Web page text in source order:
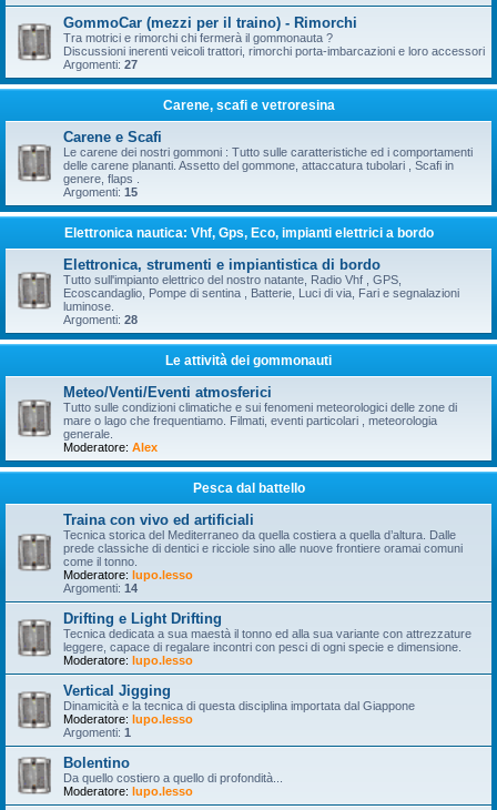
GommoCar (mezzi per il traino) - Rimorchi
Tra motrici e rimorchi chi fermerà il gommonauta ?
Discussioni inerenti veicoli trattori, rimorchi porta-imbarcazioni e loro accessori
Argomenti: 27
Carene, scafi e vetroresina
Carene e Scafi
Le carene dei nostri gommoni : Tutto sulle caratteristiche ed i comportamenti
delle carene plananti. Assetto del gommone, attaccatura tubolari , Scafi in
genere, flaps .
Argomenti: 15
Elettronica nautica: Vhf, Gps, Eco, impianti elettrici a bordo
Elettronica, strumenti e impiantistica di bordo
Tutto sull'impianto elettrico del nostro natante, Radio Vhf , GPS,
Ecoscandaglio, Pompe di sentina , Batterie, Luci di via, Fari e segnalazioni
luminose.
Argomenti: 28
Le attività dei gommonauti
Meteo/Venti/Eventi atmosferici
Tutto sulle condizioni climatiche e sui fenomeni meteorologici delle zone di
mare o lago che frequentiamo. Filmati, eventi particolari , meteorologia
generale.
Moderatore: Alex
Pesca dal battello
Traina con vivo ed artificiali
Tecnica storica del Mediterraneo da quella costiera a quella d’altura. Dalle
prede classiche di dentici e ricciole sino alle nuove frontiere oramai comuni
come il tonno.
Moderatore: lupo.lesso
Argomenti: 14
Drifting e Light Drifting
Tecnica dedicata a sua maestà il tonno ed alla sua variante con attrezzature
leggere, capace di regalare incontri con pesci di ogni specie e dimensione.
Moderatore: lupo.lesso
Vertical Jigging
Dinamicità e la tecnica di questa disciplina importata dal Giappone
Moderatore: lupo.lesso
Argomenti: 1
Bolentino
Da quello costiero a quello di profondità...
Moderatore: lupo.lesso